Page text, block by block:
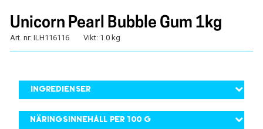
Unicorn Pearl Bubble Gum 1kg
Art. nr: ILH116116 Vikt: 1.0 kg
Ingredienser
Näringsinnehåll per 100 g